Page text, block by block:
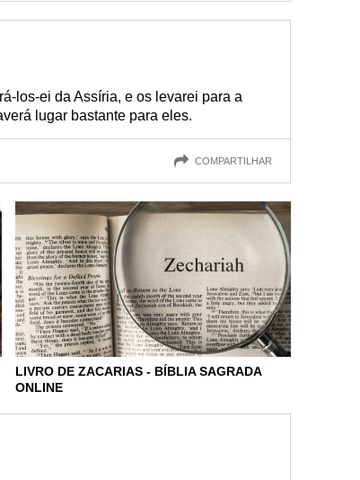
los-ei da Assíria, e os levarei para a
lugar bastante para eles.
COMPARTILHAR
LIVRO DE ZACARIAS - BÍBLIA SAGRADA
ONLINE